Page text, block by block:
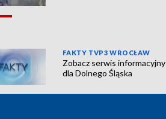
FAKTY TVP3 WROCŁAW
Zobacz serwis informacyjny
dla Dolnego Śląska